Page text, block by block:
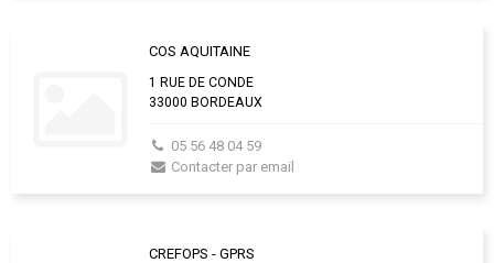
COS AQUITAINE
1 RUE DE CONDE
33000 BORDEAUX
05 56 48 04 59
Contacter par email
CREFOPS - GPRS